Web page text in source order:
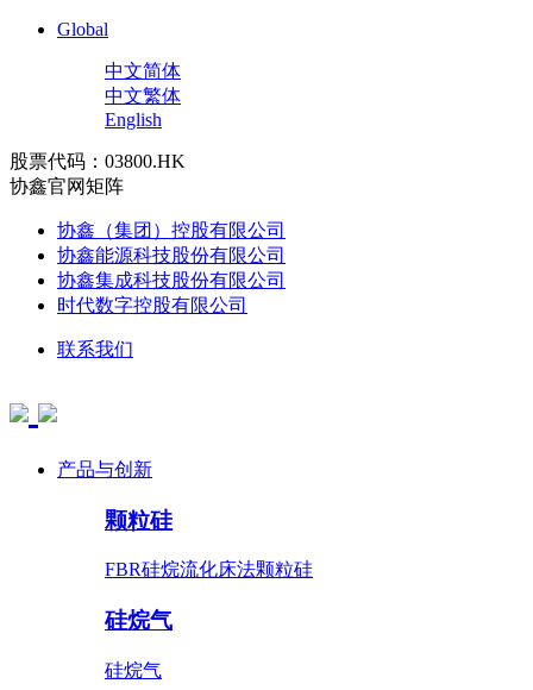
Global
中文简体
中文繁体
English
股票代码：03800.HK
协鑫官网矩阵
协鑫（集团）控股有限公司
协鑫能源科技股份有限公司
协鑫集成科技股份有限公司
时代数字控股有限公司
联系我们
产品与创新
颗粒硅
FBR硅烷流化床法颗粒硅
硅烷气
硅烷气